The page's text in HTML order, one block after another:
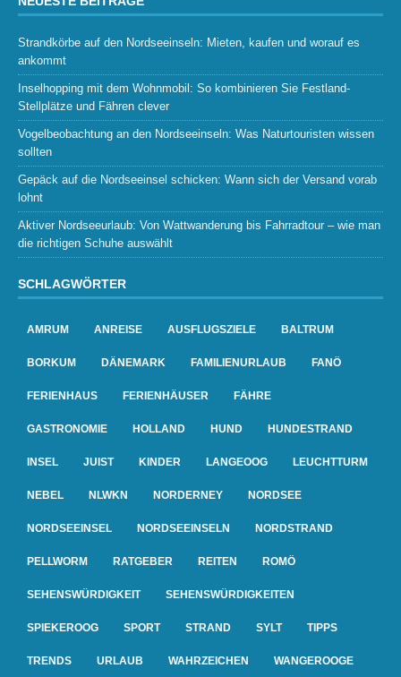
Strandkörbe auf den Nordseeinseln: Mieten, kaufen und worauf es
ankommt
Inselhopping mit dem Wohnmobil: So kombinieren Sie Festland-
Stellplätze und Fähren clever
Vogelbeobachtung an den Nordseeinseln: Was Naturtouristen wissen
sollten
Gepäck auf die Nordseeinsel schicken: Wann sich der Versand vorab
lohnt
Aktiver Nordseeurlaub: Von Wattwanderung bis Fahrradtour – wie man
die richtigen Schuhe auswählt
SCHLAGWÖRTER
AMRUM ANREISE AUSFLUGSZIELE BALTRUM
BORKUM DÄNEMARK FAMILIENURLAUB FANÖ
FERIENHAUS FERIENHÄUSER FÄHRE
GASTRONOMIE HOLLAND HUND HUNDESTRAND
INSEL JUIST KINDER LANGEOOG LEUCHTTURM
NEBEL NLWKN NORDERNEY NORDSEE
NORDSEEINSEL NORDSEEINSELN NORDSTRAND
PELLWORM RATGEBER REITEN ROMÖ
SEHENSWÜRDIGKEIT SEHENSWÜRDIGKEITEN
SPIEKEROOG SPORT STRAND SYLT TIPPS
TRENDS URLAUB WAHRZEICHEN WANGEROOGE